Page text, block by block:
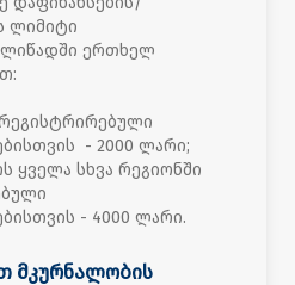
ლიმიტი
ერთხელ
- 2000 ლარი;
ყველა სხვა რეგიონში
- 4000 ლარი.
მკურნალობის